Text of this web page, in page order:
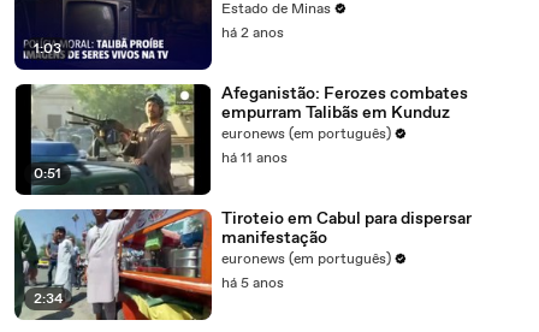
1:03
"moralidade"
Estado de Minas
há 2 anos
0:51
Afeganistão: Ferozes combates
empurram Talibãs em Kunduz
euronews (em português)
há 11 anos
2:34
Tiroteio em Cabul para dispersar
manifestação
euronews (em português)
há 5 anos